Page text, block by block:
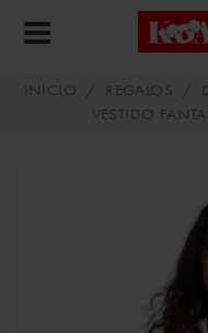
INICIO / REGALOS /
VESTIDO